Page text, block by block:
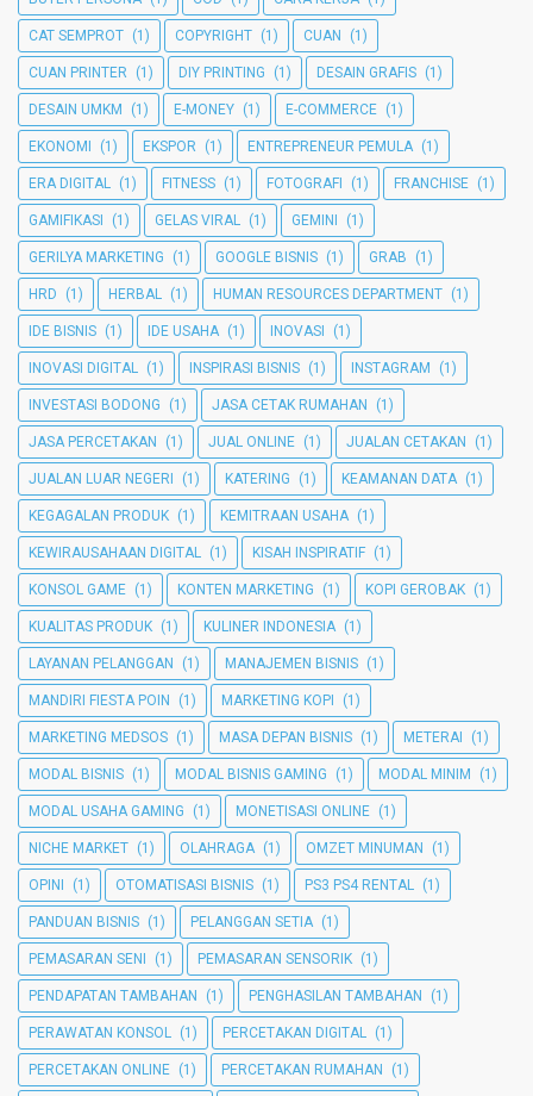
CAT SEMPROT (1) COPYRIGHT (1) CUAN (1)
CUAN PRINTER (1) DIY PRINTING (1) DESAIN GRAFIS (1)
DESAIN UMKM (1) E-MONEY (1) E-COMMERCE (1)
EKONOMI (1) EKSPOR (1) ENTREPRENEUR PEMULA (1)
ERA DIGITAL (1) FITNESS (1) FOTOGRAFI (1) FRANCHISE (1)
GAMIFIKASI (1) GELAS VIRAL (1) GEMINI (1)
GERILYA MARKETING (1) GOOGLE BISNIS (1) GRAB (1)
HRD (1) HERBAL (1) HUMAN RESOURCES DEPARTMENT (1)
IDE BISNIS (1) IDE USAHA (1) INOVASI (1)
INOVASI DIGITAL (1) INSPIRASI BISNIS (1) INSTAGRAM (1)
INVESTASI BODONG (1) JASA CETAK RUMAHAN (1)
JASA PERCETAKAN (1) JUAL ONLINE (1) JUALAN CETAKAN (1)
JUALAN LUAR NEGERI (1) KATERING (1) KEAMANAN DATA (1)
KEGAGALAN PRODUK (1) KEMITRAAN USAHA (1)
KEWIRAUSAHAAN DIGITAL (1) KISAH INSPIRATIF (1)
KONSOL GAME (1) KONTEN MARKETING (1) KOPI GEROBAK (1)
KUALITAS PRODUK (1) KULINER INDONESIA (1)
LAYANAN PELANGGAN (1) MANAJEMEN BISNIS (1)
MANDIRI FIESTA POIN (1) MARKETING KOPI (1)
MARKETING MEDSOS (1) MASA DEPAN BISNIS (1) METERAI (1)
MODAL BISNIS (1) MODAL BISNIS GAMING (1) MODAL MINIM (1)
MODAL USAHA GAMING (1) MONETISASI ONLINE (1)
NICHE MARKET (1) OLAHRAGA (1) OMZET MINUMAN (1)
OPINI (1) OTOMATISASI BISNIS (1) PS3 PS4 RENTAL (1)
PANDUAN BISNIS (1) PELANGGAN SETIA (1)
PEMASARAN SENI (1) PEMASARAN SENSORIK (1)
PENDAPATAN TAMBAHAN (1) PENGHASILAN TAMBAHAN (1)
PERAWATAN KONSOL (1) PERCETAKAN DIGITAL (1)
PERCETAKAN ONLINE (1) PERCETAKAN RUMAHAN (1)